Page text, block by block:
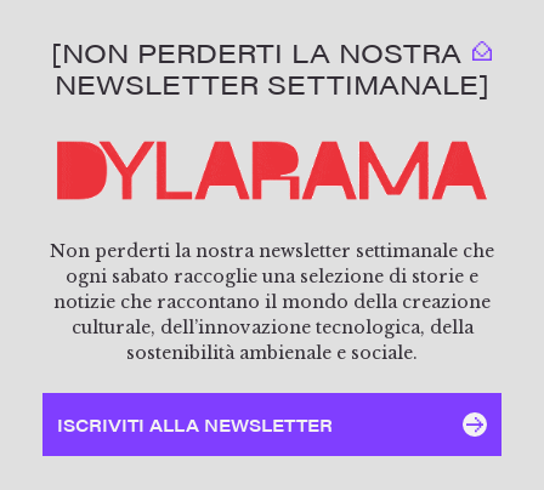
[NON PERDERTI LA NOSTRA
NEWSLETTER SETTIMANALE]
Non perderti la nostra newsletter settimanale che
ogni sabato raccoglie una selezione di storie e
notizie che raccontano il mondo della creazione
culturale, dell’innovazione tecnologica, della
sostenibilità ambienale e sociale.
ISCRIVITI ALLA NEWSLETTER